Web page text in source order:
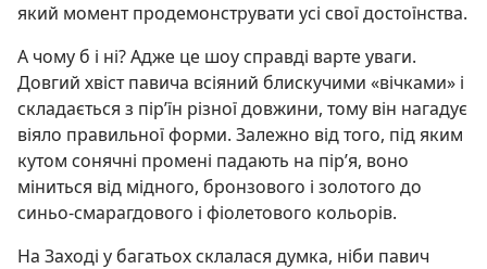
який момент продемонструвати усі свої достоїнства.
А чому б і ні? Адже це шоу справді варте уваги.
Довгий хвіст павича всіяний блискучими «вічками» і
складається з пір’їн різної довжини, тому він нагадує
віяло правильної форми. Залежно від того, під яким
кутом сонячні промені падають на пір’я, воно
міниться від мідного, бронзового і золотого до
синьо-смарагдового і фіолетового кольорів.
На Заході у багатьох склалася думка, ніби павич